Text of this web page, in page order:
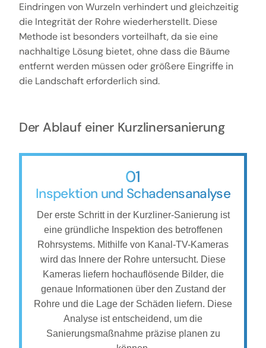
Eindringen von Wurzeln verhindert und gleichzeitig
die Integrität der Rohre wiederherstellt. Diese
Methode ist besonders vorteilhaft, da sie eine
nachhaltige Lösung bietet, ohne dass die Bäume
entfernt werden müssen oder größere Eingriffe in
die Landschaft erforderlich sind.
Der Ablauf einer Kurzlinersanierung
01
Inspektion und Schadensanalyse
Der erste Schritt in der Kurzliner-Sanierung ist
eine gründliche Inspektion des betroffenen
Rohrsystems. Mithilfe von Kanal-TV-Kameras
wird das Innere der Rohre untersucht. Diese
Kameras liefern hochauflösende Bilder, die
genaue Informationen über den Zustand der
Rohre und die Lage der Schäden liefern. Diese
Analyse ist entscheidend, um die
Sanierungsmaßnahme präzise planen zu